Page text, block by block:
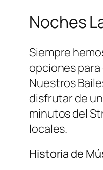
Noches
Siempre
opciones para
Nuestros
disfrutar de
minutos del
locales.
Historia de